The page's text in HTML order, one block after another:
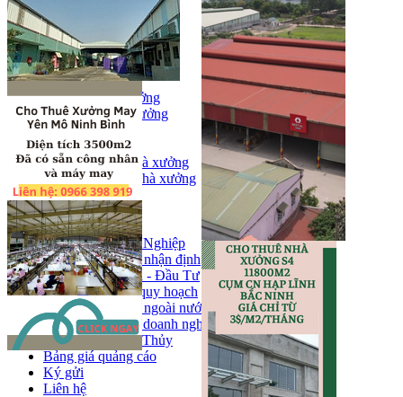
Đăng ký
Đăng tin bán/cho thuê
Trang chủ
Bán kho, nhà xưởng
Bán kho xưởng
Kho
Mặt bằng
Cho thuê kho, nhà xưởng
Cho thuê nhà xưởng
Kho
Mặt bằng
Tin tức
Khu Công Nghiệp
Phân tích - nhận định
Chính sách - Đầu Tư
Thông tin quy hoạch
Thị trường ngoài nước
Hoạt động doanh nghiẹp
Tin Phong Thủy
Bảng giá quảng cáo
Ký gửi
Liên hệ